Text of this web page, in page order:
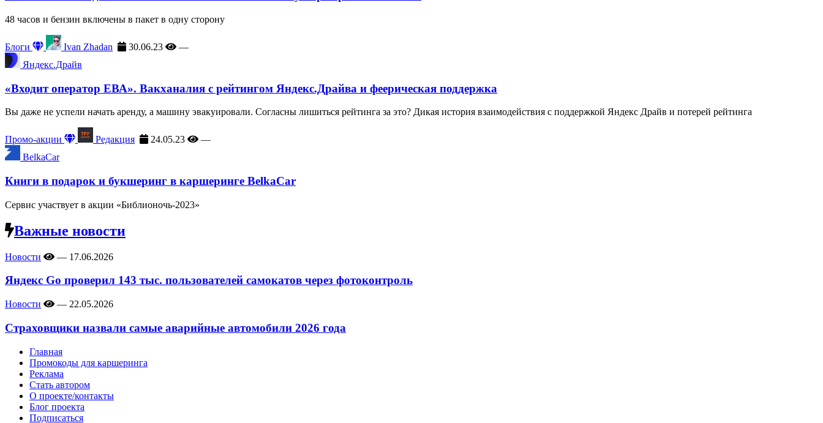
48 часов и бензин включены в пакет в одну сторону
Блоги Ivan Zhadan 30.06.23
—
Яндекс.Драйв
«Входит оператор ЕВА». Вакханалия с рейтингом Яндекс.Драйва и феерическая поддержка
Вы даже не успели начать аренду, а машину эвакуировали. Согласны лишиться рейтинга за это? Дикая история взаимодействия с поддержкой Яндекс Драйв и потерей рейтинга
Промо-акции Редакция 24.05.23
—
BelkaCar
Книги в подарок и букшеринг в каршеринге BelkaCar
Сервис участвует в акции «Библионочь-2023»
Важные новости
Новости — 17.06.2026
Яндекс Go проверил 143 тыс. пользователей самокатов через фотоконтроль
Новости — 22.05.2026
Страховщики назвали самые аварийные автомобили 2026 года
Главная
Промокоды для каршеринга
Реклама
Стать автором
О проекте/контакты
Блог проекта
Подписаться